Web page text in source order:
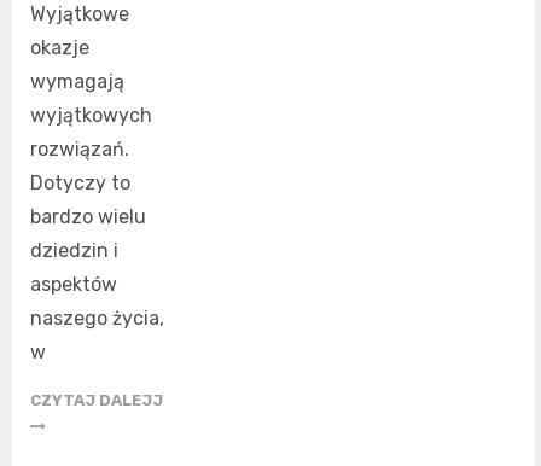
Wyjątkowe
okazje
wymagają
wyjątkowych
rozwiązań.
Dotyczy to
bardzo wielu
dziedzin i
aspektów
naszego życia,
w
CZYTAJ DALEJJ